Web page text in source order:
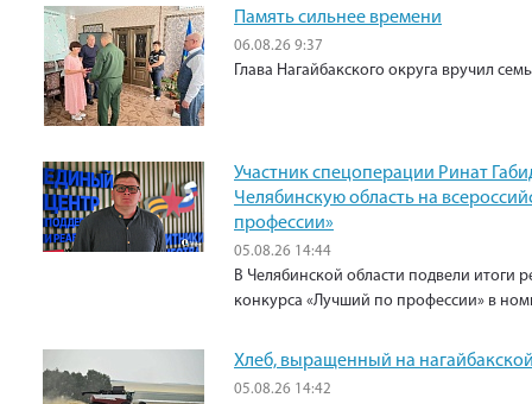
Память сильнее времени
06.08.26 9:37
Глава Нагайбакского округа вручил
Участник спецоперации Ринат
Челябинскую область на
профессии»
05.08.26 14:44
В Челябинской области подвели итоги
конкурса «Лучший по профессии» в
Хлеб, выращенный на
05.08.26 14:42